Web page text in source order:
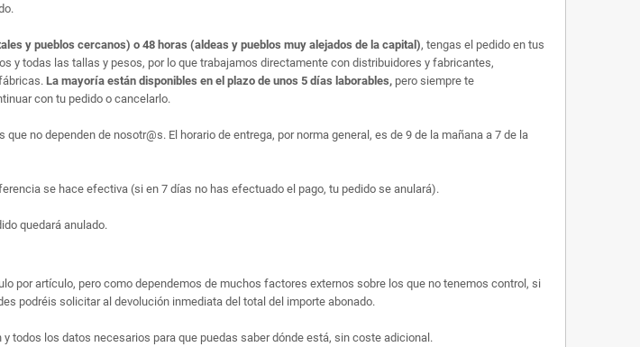
y pueblos cercanos) o 48 horas (aldeas y pueblos muy alejados de la capital), tengas el pedido en tus
y todas las tallas y pesos, por lo que trabajamos directamente con distribuidores y fabricantes,
La mayoría están disponibles en el plazo de unos 5 días laborables, pero siempre te
con tu pedido o cancelarlo.
no dependen de nosotr@s. El horario de entrega, por norma general, es de 9 de la mañana a 7 de la
se hace efectiva (si en 7 días no has efectuado el pago, tu pedido se anulará).
quedará anulado.
por artículo, pero como dependemos de muchos factores externos sobre los que no tenemos control, si
podréis solicitar al devolución inmediata del total del importe abonado.
todos los datos necesarios para que puedas saber dónde está, sin coste adicional.